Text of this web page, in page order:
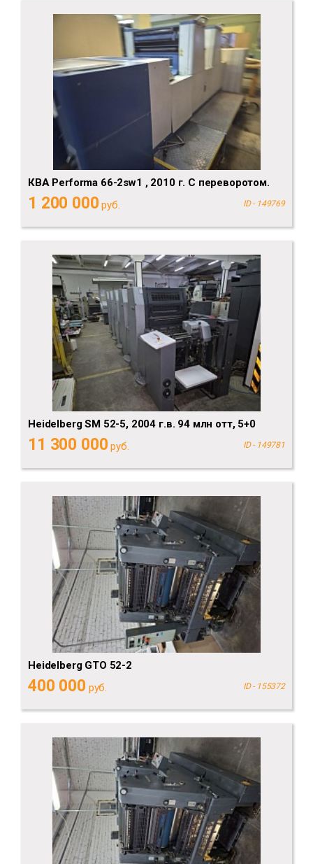
КBA Performa 66-2sw1 , 2010 г. С переворотом.
1 200 000 руб. ID - 149769
Heidelberg SM 52-5, 2004 г.в. 94 млн отт, 5+0
11 300 000 руб. ID - 149781
Heidelberg GTO 52-2
400 000 руб. ID - 155372